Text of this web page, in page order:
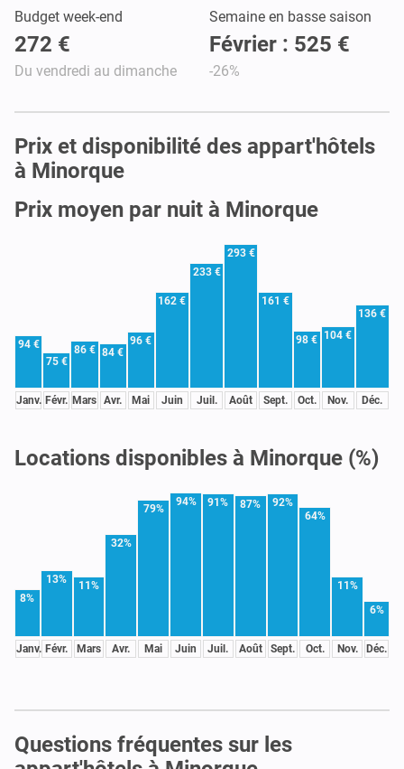
Budget week-end
272 €
Du vendredi au dimanche
Semaine en basse saison
Février : 525 €
-26%
Prix et disponibilité des appart'hôtels
à Minorque
Prix moyen par nuit à Minorque
94 €
Janv.
75 €
Févr.
86 €
Mars
84 €
Avr.
96 €
Mai
162 €
Juin
233 €
Juil.
293 €
Août
161 €
Sept.
98 €
Oct.
104 €
Nov.
136 €
Déc.
Locations disponibles à Minorque (%)
8%
Janv.
13%
Févr.
11%
Mars
32%
Avr.
79%
Mai
94%
Juin
91%
Juil.
87%
Août
92%
Sept.
64%
Oct.
11%
Nov.
6%
Déc.
Questions fréquentes sur les